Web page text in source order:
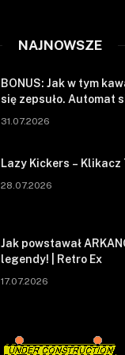
NAJNOWSZE
BONUS: Jak w tym
się zepsuło. Automat
31.07.2026
Lazy Kickers –
28.07.2026
Jak powstawał
legendy! | Retro Ex
17.07.2026